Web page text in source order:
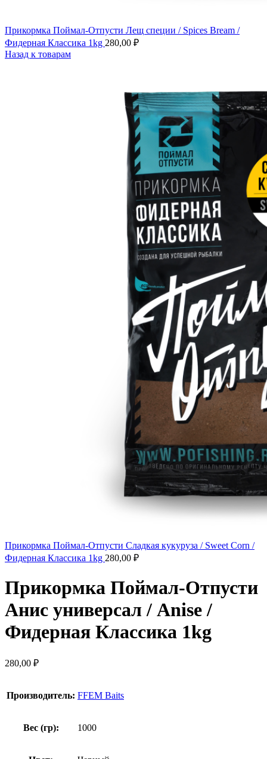
Прикормка Поймал-Отпусти Лещ специи / Spices Bream /
Фидерная Классика 1kg 280,00 ₽
Назад к товарам
Прикормка Поймал-Отпусти Сладкая кукуруза / Sweet Corn /
Фидерная Классика 1kg 280,00 ₽
Прикормка Поймал-Отпусти
Анис универсал / Anise /
Фидерная Классика 1kg
280,00 ₽
Производитель: FFEM Baits
Вес (гр): 1000